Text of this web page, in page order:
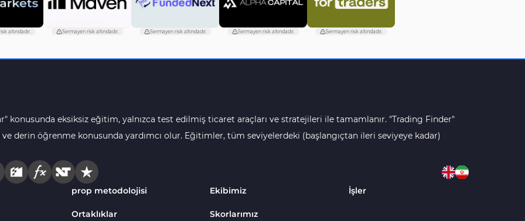
altındadır. Sermayen risk altındadır. Sermayen risk altındadır. Sermayen risk altındadır. Sermayen risk altındadır.
konusunda eksiksiz eğitim, yalnızca test edilmiş ticaret araçları ve stratejileri ile tamamlanır. "Trading Finder"
derin öğrenme konusunda yardımcı olur. Eğitimler, tüm seviyelerdeki (başlangıçtan ileri seviyeye kadar)
prop metodolojisi Ekibimiz İşler
Ortaklıklar
Skorlarımız